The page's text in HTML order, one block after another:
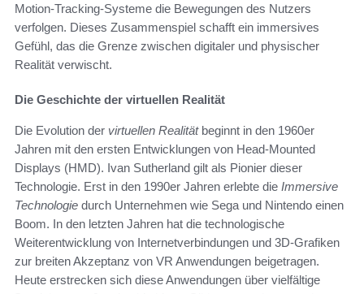
Motion-Tracking-Systeme die Bewegungen des Nutzers
verfolgen. Dieses Zusammenspiel schafft ein immersives
Gefühl, das die Grenze zwischen digitaler und physischer
Realität verwischt.
Die Geschichte der virtuellen Realität
Die Evolution der virtuellen Realitätbeginnt in den 1960er
Jahren mit den ersten Entwicklungen von Head-Mounted
Displays (HMD). Ivan Sutherland gilt als Pionier dieser
Technologie. Erst in den 1990er Jahren erlebte die Immersive
Technologie durch Unternehmen wie Sega und Nintendo einen
Boom. In den letzten Jahren hat die technologische
Weiterentwicklung von Internetverbindungen und 3D-Grafiken
zur breiten Akzeptanz von VR Anwendungen beigetragen.
Heute erstrecken sich diese Anwendungen über vielfältige